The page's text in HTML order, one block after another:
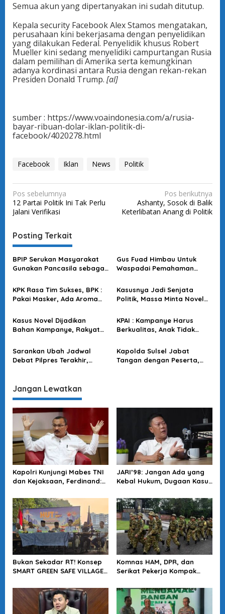
Semua akun yang dipertanyakan ini sudah ditutup.
Kepala security Facebook Alex Stamos mengatakan,
perusahaan kini bekerjasama dengan penyelidikan
yang dilakukan Federal. Penyelidik khusus Robert
Mueller kini sedang menyelidiki campurtangan Rusia
dalam pemilihan di Amerika serta kemungkinan
adanya kordinasi antara Rusia dengan rekan-rekan
Presiden Donald Trump. [al]
sumber : https://www.voaindonesia.com/a/rusia-
bayar-ribuan-dolar-iklan-politik-di-
facebook/4020278.html
Facebook Iklan News Politik
N
a
v
i
g
a
i
p
o
s
Pos sebelumnya
12 Partai Politik Ini Tak Perlu
Jalani Verifikasi
Pos berikutnya
Ashanty, Sosok di Balik
Keterlibatan Anang di Politik
Posting Terkait
BPIP Serukan Masyarakat
Gunakan Pancasila sebagai
Gus Fuad Himbau Untuk
Waspadai Pemahaman
yang Mengarah ke Ranah
Politik
KPK Rasa Tim Sukses, BPK :
Pakai Masker, Ada Aroma
Kasusnya Jadi Senjata
Politik, Massa Minta Novel
Tinggalkan Tim Penyidik
Kasus Novel Dijadikan
Bahan Kampanye, Rakyat
Praktis
KPAI : Kampanye Harus
Berkualitas, Anak Tidak
Sarankan Ubah Jadwal
Debat Pilpres Terakhir,
Kampanye
Kapolda Sulsel Jabat
Tangan dengan Peserta,
Jangan Lewatkan
Kapolri Kunjungi Mabes TNI
dan Kejaksaan, Ferdinand:
Soliditas Antar Lembaga
JARI’98: Jangan Ada yang
Kebal Hukum, Dugaan Kasus
Tuntas
Bukan Sekadar RT! Konsep
SMART GREEN SAFE VILLAGE
Depan Kota
Komnas HAM, DPR, dan
Serikat Pekerja Kompak
KDMP Diusut